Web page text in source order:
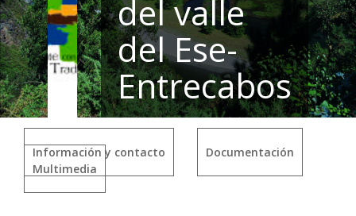
del valle
del Ese-
Entrecabos
Información y contacto
Documentación
Multimedia